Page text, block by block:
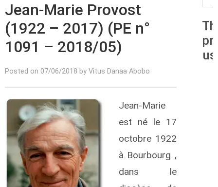
Jean-Marie Provost
(1922 – 2017) (PE n°
1091 – 2018/05)
Posted on 07/06/2018 by Vitus Danaa Abobo
Jean-Marie
est né le 17
octobre 1922
à Bourbourg ,
dans le
us